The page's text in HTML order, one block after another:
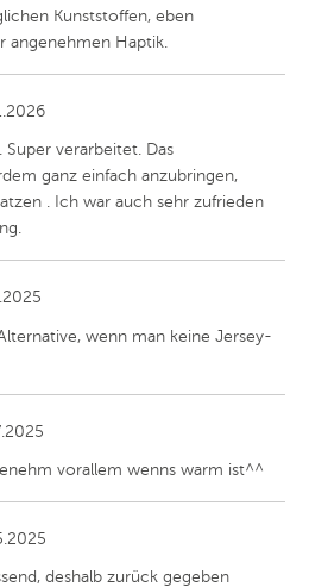
Kunststoffen, eben
angenehmen Haptik.
verarbeitet. Das
ganz einfach anzubringen,
. Ich war auch sehr zufrieden
wenn man keine Jersey-
vorallem wenns warm ist^^
deshalb zurück gegeben